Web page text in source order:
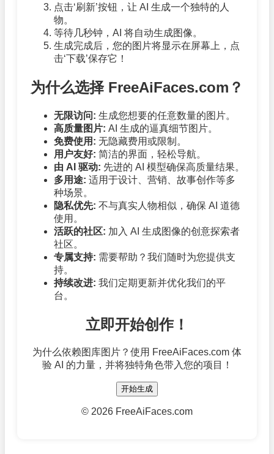
点击‘刷新’按钮，让 AI 生成一个独特的人
物。
等待几秒钟，AI 将自动生成图像。
生成完成后，您的图片将显示在屏幕上，点
击‘下载’保存它！
为什么选择 FreeAiFaces.com？
无限访问: 生成您想要的任意数量的图片。
高质量图片: AI 生成的逼真细节图片。
免费使用: 无隐藏费用或限制。
用户友好: 简洁的界面，轻松导航。
由 AI 驱动: 先进的 AI 模型确保高质量结果。
多用途: 适用于设计、营销、故事创作等多
种场景。
隐私优先: 不与真实人物相似，确保 AI 道德
使用。
活跃的社区: 加入 AI 生成图像的创意探索者
社区。
专属支持: 需要帮助？我们随时为您提供支
持。
持续改进: 我们定期更新并优化我们的平
台。
立即开始创作！
为什么依赖图库图片？使用 FreeAiFaces.com 体
验 AI 的力量，并将独特角色带入您的项目！
开始生成
© 2026 FreeAiFaces.com